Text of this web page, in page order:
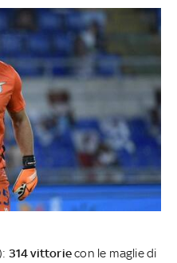
314 vittoriecon le maglie di